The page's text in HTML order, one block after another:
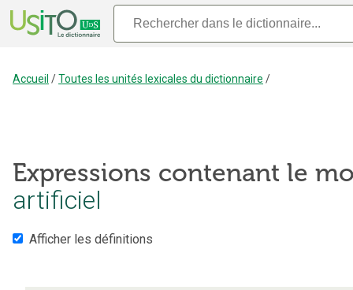
Accueil /Toutes les unités lexicales du dictionnaire /
Expressions contenant le
artificiel
Afficher les définitions